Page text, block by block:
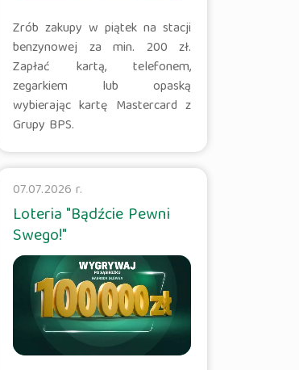
Zrób zakupy w piątek na stacji
benzynowej za min. 200 zł.
Zapłać kartą, telefonem,
zegarkiem lub opaską
wybierając kartę Mastercard z
Grupy BPS.
07.07.2026 r.
Loteria "Bądźcie Pewni
Swego!"